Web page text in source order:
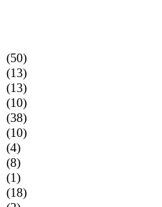
(50)
(13)
(13)
(10)
(38)
(10)
(4)
(8)
(1)
(18)